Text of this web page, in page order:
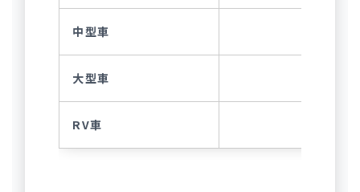
中型車
大型車
RV車